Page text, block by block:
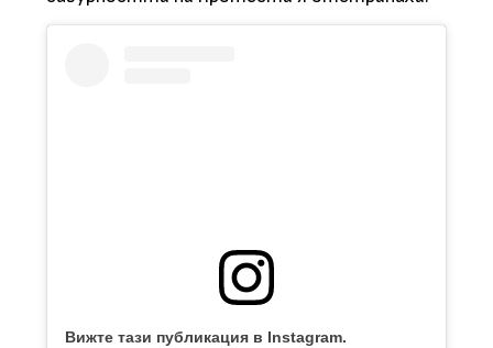
Вижте тази публикация в Instagram.